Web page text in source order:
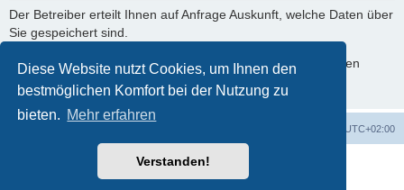
Diese Website nutzt Cookies, um Ihnen den
bestmöglichen Komfort bei der Nutzung zu
bieten. Mehr erfahren
Verstanden!
Der Betreiber erteilt Ihnen auf Anfrage Auskunft, welche Daten über
Sie gespeichert sind.
Sie können jederzeit die Löschung bzw. Sperrung Ihrer Daten
verlangen. Kontaktieren Sie hierzu bitte den Betreiber.
UTC+02:00
Powered byphpBB® Forum Software © phpBB Limited
phpBB.de